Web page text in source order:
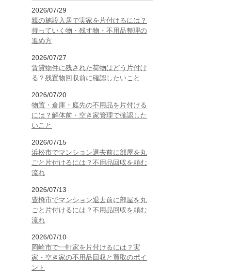
2026/07/29
親の施設入居で実家を片付けるには？
持っていく物・残す物・不用品整理の
進め方
2026/07/27
賃貸物件に残された荷物はどう片付け
る？残置物回収前に確認したいこと
2026/07/20
物置・倉庫・庭先の不用品を片付ける
には？解体前・空き家管理で確認した
いこと
2026/07/15
浜松市でマンション退去前に部屋を丸
ごと片付けるには？不用品回収を頼む
流れ
2026/07/13
豊橋市でマンション退去前に部屋を丸
ごと片付けるには？不用品回収を頼む
流れ
2026/07/10
岡崎市で一軒家を片付けるには？実
家・空き家の不用品回収と買取のポイ
ント